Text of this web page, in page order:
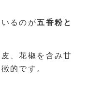
るのが五香粉と
、花椒を含み甘
的です。